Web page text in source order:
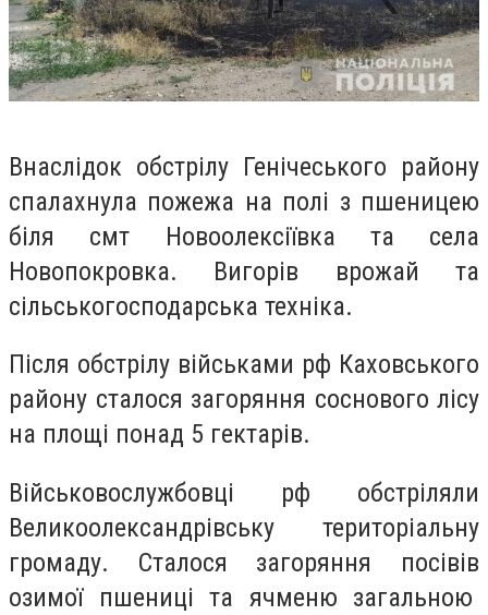
Внаслідок обстрілу Генічеського району
спалахнула пожежа на полі з пшеницею
біля смт Новоолексіївка та села
Новопокровка. Вигорів врожай та
сільськогосподарська техніка.
Після обстрілу військами рф Каховського
району сталося загоряння соснового лісу
на площі понад 5 гектарів.
Військовослужбовці рф обстріляли
Великоолександрівську територіальну
громаду. Сталося загоряння посівів
озимої пшениці та ячменю загальною